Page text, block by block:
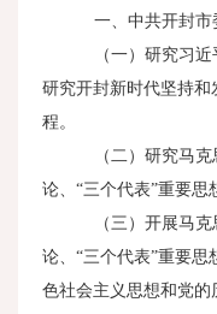
一、中共开封
（一）研究习
研究开封新时代坚持
程。
（二）研究马
论、“三个代表”重要思
（三）开展马
论、“三个代表”重要
色社会主义思想和党